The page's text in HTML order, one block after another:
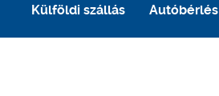
Külföldi szállás Autóbérlés